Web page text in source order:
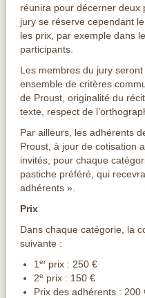
réunira pour décerner deux
jury se réserve cependant
les prix, par exemple dans
participants.
Les membres du jury
ensemble de critères
de Proust, originalité du
texte, respect de
Par ailleurs, les adhérents
Proust, à jour de cotisation
invités, pour chaque
pastiche préféré, qui
adhérents ».
Prix
Dans chaque catégorie, la
suivante :
1 erprix : 250 €
2e prix : 150 €
Prix des adhérents : 200